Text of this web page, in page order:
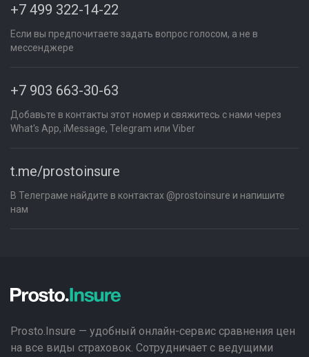
+7 499 322-14-22
Если вы предпочитаете задать вопрос голосом, а не в
мессенджере
+7 903 663-30-63
Добавьте в контакты этот номер и свяжитесь с нами через
What's App, iMessage, Telegram или Viber
t.me/prostoinsure
В Телеграме найдите в контактах @prostoinsure и напишите
нам
Prosto.Insure — удобный онлайн-сервис сравнения цен
на все виды страховок. Сотрудничает с ведущими